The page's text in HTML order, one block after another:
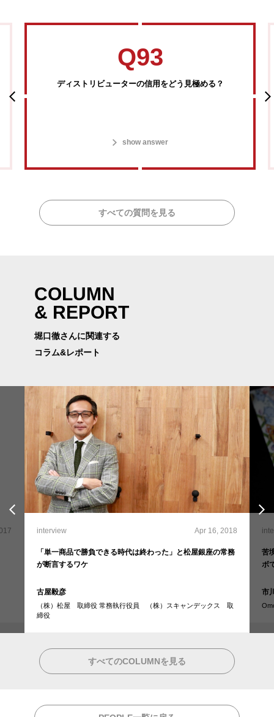
Q93
ディストリビューターの信用をどう見極める？
show answer
すべての質問を見る
COLUMN
& REPORT
堀口徹さんに関連する
コラム&レポート
interview Apr 16, 2018
「単一商品で勝負できる時代は終わった」と松屋銀座の常務
が断言するワケ
古屋毅彦
（株）松屋 取締役 常務執行役員 （株）スキャンデックス 取
締役
苦
ボ
市
すべてのCOLUMNを見る